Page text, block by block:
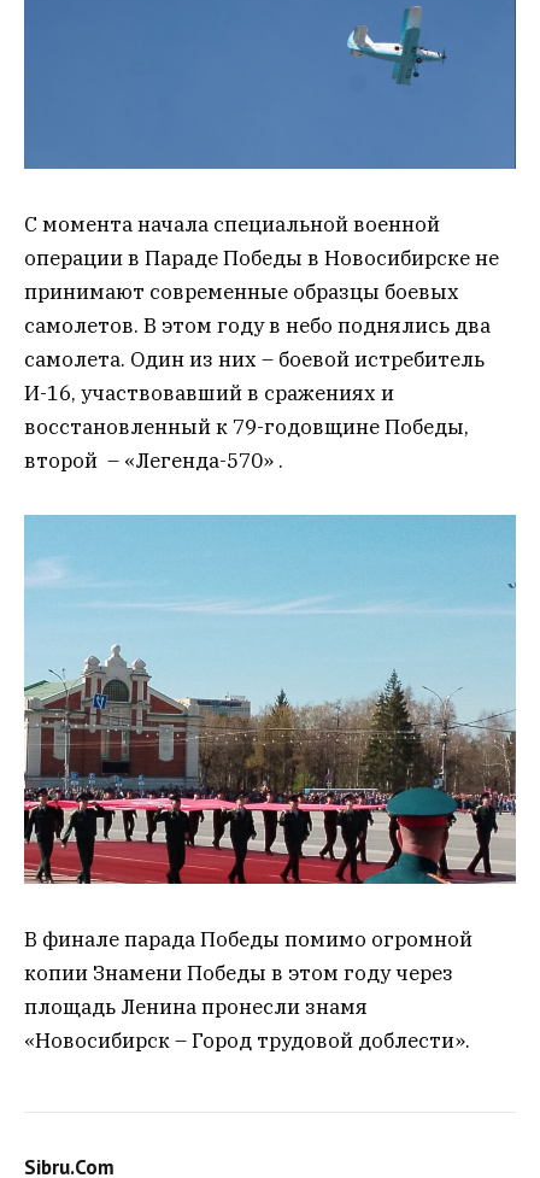
С момента начала специальной военной
операции в Параде Победы в Новосибирске не
принимают современные образцы боевых
самолетов. В этом году в небо поднялись два
самолета. Один из них – боевой истребитель
И-16, участвовавший в сражениях и
восстановленный к 79-годовщине Победы,
второй – «Легенда-570» .
В финале парада Победы помимо огромной
копии Знамени Победы в этом году через
площадь Ленина пронесли знамя
«Новосибирск – Город трудовой доблести».
Sibru.Com